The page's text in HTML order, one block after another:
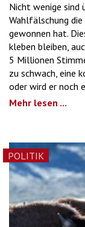
Nicht wenige sind
Wahlfälschung
gewonnen hat.
kleben bleiben,
5 Millionen
zu schwach, eine
oder wird er noch
Mehr lesen ...
POLITIK